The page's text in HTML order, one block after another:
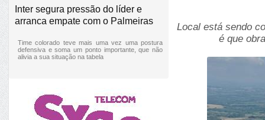
Inter segura pressão do líder e
arranca empate com o Palmeiras
Time colorado teve mais uma vez uma postura
defensiva e soma um ponto importante, que não
alivia a sua situação na tabela
Local está sendo
é que